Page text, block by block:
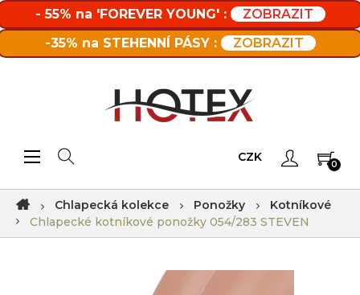
- 55% na 'FOREVER YOUNG' :
ZOBRAZIT
-35% na STEHENNÍ PÁSY :
ZOBRAZIT
Toggle navigation
☰ CZK
0
Chlapecká kolekce Ponožky
Kotníkové
Chlapecké kotníkové ponožky 054/283 STEVEN